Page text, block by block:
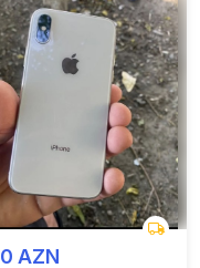
AZN